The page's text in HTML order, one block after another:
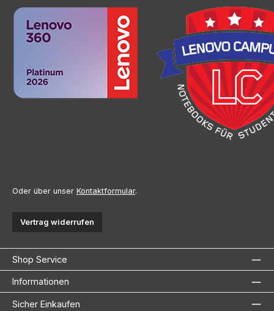
Oder über unser Kontaktformular.
Vertrag widerrufen
Shop Service
Informationen
Sicher Einkaufen